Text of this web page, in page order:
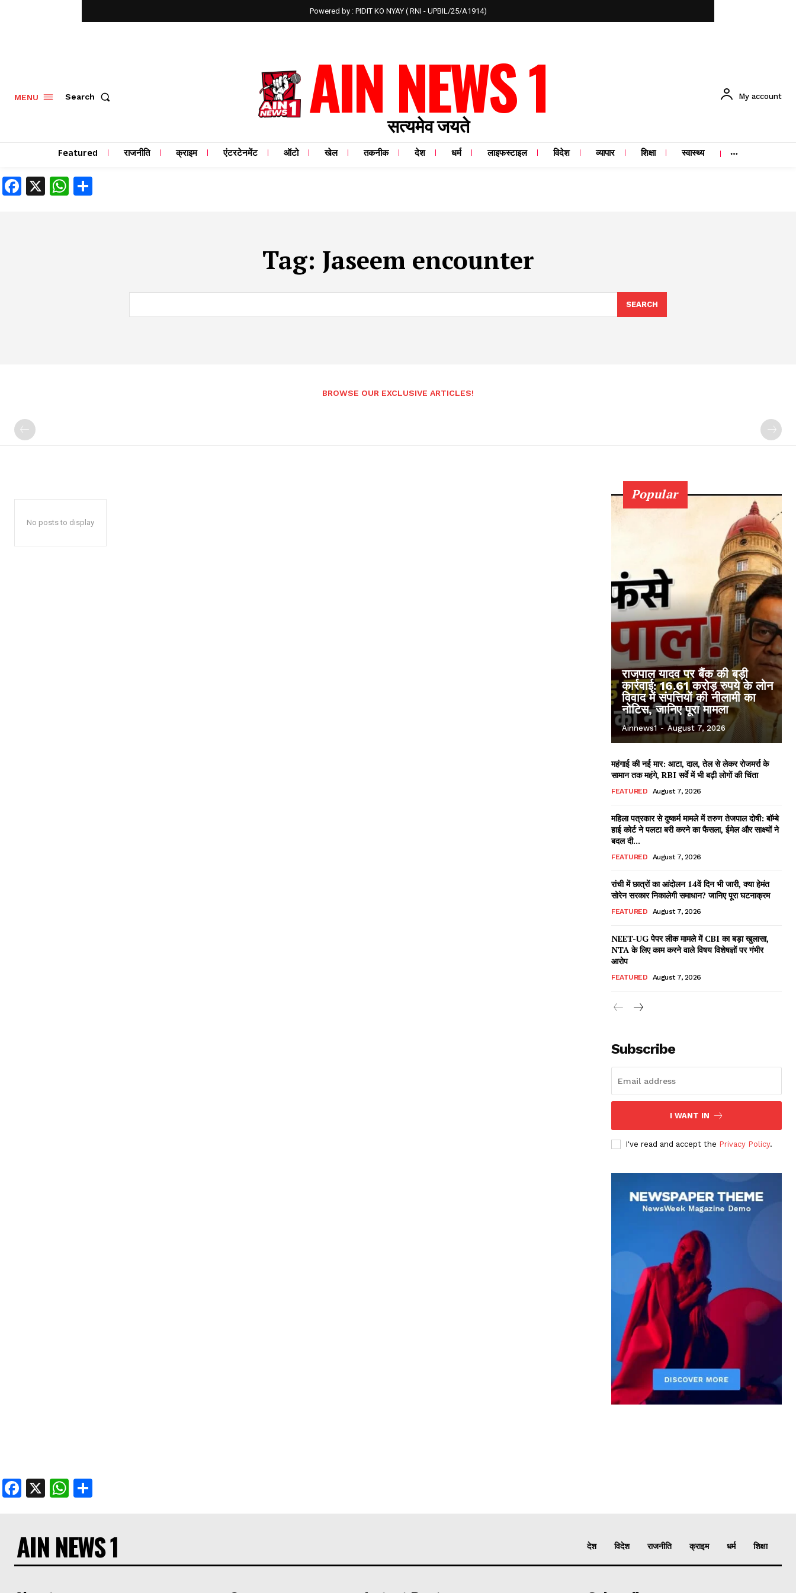
Powered by : PIDIT KO NYAY ( RNI - UPBIL/25/A1914)
MENU Search AIN NEWS 1
सत्यमेव जयते
My account
Featured राजनीति क्राइम एंटरटेनमेंट ऑटो खेल तकनीक देश धर्म लाइफस्टाइल विदेश व्यापार शिक्षा स्वास्थ्य
Facebook
X WhatsApp
Tag: Jaseem encounter
SEARCH
BROWSE OUR EXCLUSIVE ARTICLES!
No posts to display
Popular
राजपाल यादव पर बैंक की बड़ी
कार्रवाई: 16.61 करोड़ रुपये के लोन
विवाद में संपत्तियों की नीलामी का
नोटिस, जानिए पूरा मामला
Ainnews1 - August 7, 2026
महंगाई की नई मार: आटा, दाल, तेल से लेकर रोजमर्रा के
सामान तक महंगे, RBI सर्वे में भी बढ़ी लोगों की चिंता
FEATURED August 7, 2026
महिला पत्रकार से दुष्कर्म मामले में तरुण तेजपाल दोषी: बॉम्बे
हाई कोर्ट ने पलटा बरी करने का फैसला, ईमेल और साक्ष्यों ने
बदल दी...
FEATURED August 7, 2026
रांची में छात्रों का आंदोलन 14वें दिन भी जारी, क्या हेमंत
सोरेन सरकार निकालेगी समाधान? जानिए पूरा घटनाक्रम
FEATURED August 7, 2026
NEET-UG पेपर लीक मामले में CBI का बड़ा खुलासा,
NTA के लिए काम करने वाले विषय विशेषज्ञों पर गंभीर
आरोप
FEATURED August 7, 2026
Subscribe
I WANT IN
I've read and accept the Privacy Policy.
Facebook
X WhatsApp
AIN NEWS 1 देश विदेश राजनीति क्राइम धर्म शिक्षा